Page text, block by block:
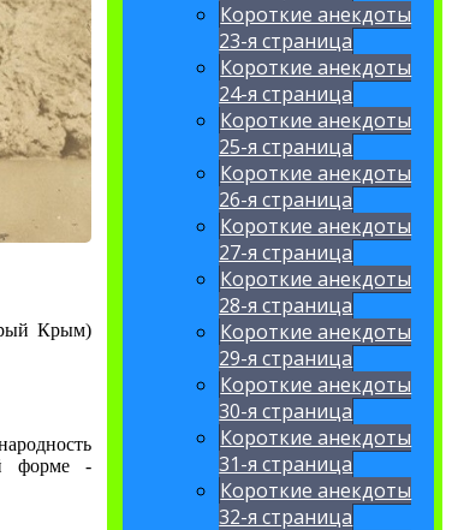
Крым)
форме -
Короткие анекдоты
23-я страница
Короткие анекдоты
24-я страница
Короткие анекдоты
25-я страница
Короткие анекдоты
26-я страница
Короткие анекдоты
27-я страница
Короткие анекдоты
28-я страница
Короткие анекдоты
29-я страница
Короткие анекдоты
30-я страница
Короткие анекдоты
31-я страница
Короткие анекдоты
32-я страница